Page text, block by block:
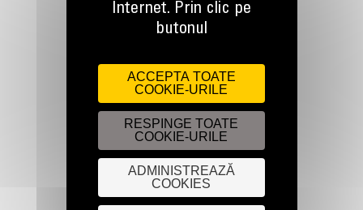
Apelati-ne
TRIMITETI O CERERE
Internet. Prin clic pe
butonul
ACCEPTA TOATE
COOKIE-URILE
RESPINGE TOATE
COOKIE-URILE
ADMINISTREAZĂ
COOKIES